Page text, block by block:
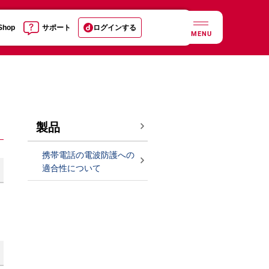
サポート ログインする
MENU
製品
携帯電話の電波防護への
適合性について